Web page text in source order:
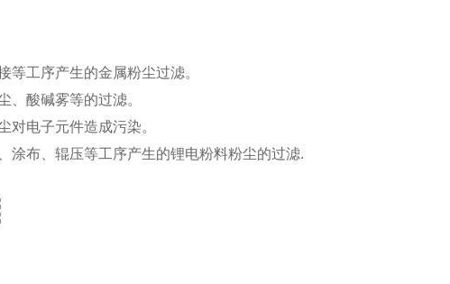
工序产生的金属粉尘过滤。
、酸碱雾等的过滤。
对电子元件造成污染。
涂布、辊压等工序产生的锂电粉料粉尘的过滤.